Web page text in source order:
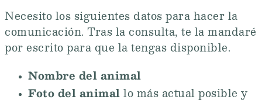
Necesito los siguientes datos para hacer la
comunicación. Tras la consulta, te la mandaré
por escrito para que la tengas disponible.
Nombre del animal
Foto del animal lo más actual posible y